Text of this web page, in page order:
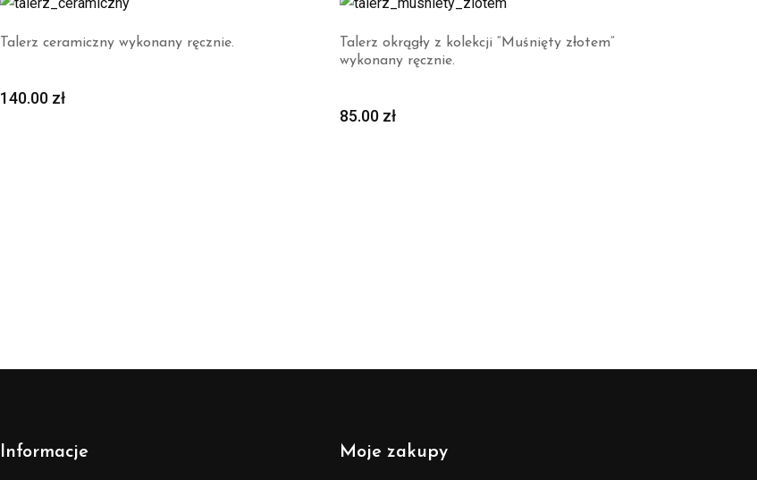
Talerz ceramiczny wykonany ręcznie.
140.00 zł
Talerz okrągły z kolekcji “Muśnięty złotem”
wykonany ręcznie.
85.00 zł
Informacje Moje zakupy